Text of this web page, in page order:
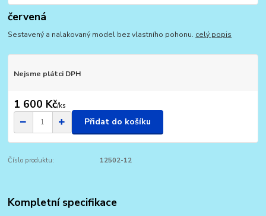
červená
Sestavený a nalakovaný model bez vlastního pohonu. celý popis
Nejsme plátci DPH
1 600 Kč/ks
Přidat do košíku
Číslo produktu: 12502-12
Kompletní specifikace